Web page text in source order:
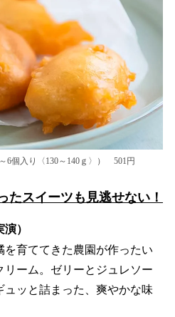
6個入り〈130～140ｇ〉） 501円
たスイーツも見逃せない！
）
を育ててきた農園が作ったい
リーム。ゼリーとジュレソー
ュッと詰まった、爽やかな味